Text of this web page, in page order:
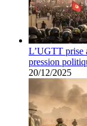
L’UGTT prise
pression
20/12/2025